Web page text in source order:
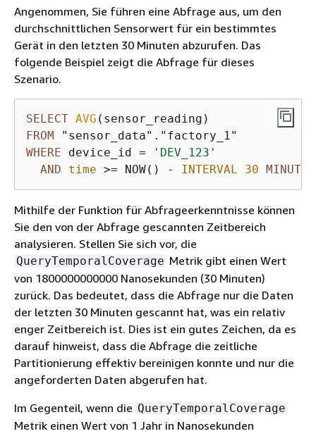
Angenommen, Sie führen eine Abfrage aus, um den
durchschnittlichen Sensorwert für ein bestimmtes
Gerät in den letzten 30 Minuten abzurufen. Das
folgende Beispiel zeigt die Abfrage für dieses
Szenario.
SELECT AVG
FROM
WHERE device_id =
'DEV_123'
AND
time >= NOW() - INTERVAL 30 MINUTE
Mithilfe der Funktion für Abfrageerkenntnisse können
Sie den von der Abfrage gescannten Zeitbereich
analysieren. Stellen Sie sich vor, die
QueryTemporalCoverage Metrik gibt einen Wert
von 1800000000000 Nanosekunden (30 Minuten)
zurück. Das bedeutet, dass die Abfrage nur die Daten
der letzten 30 Minuten gescannt hat, was ein relativ
enger Zeitbereich ist. Dies ist ein gutes Zeichen, da es
darauf hinweist, dass die Abfrage die zeitliche
Partitionierung effektiv bereinigen konnte und nur die
angeforderten Daten abgerufen hat.
Im Gegenteil, wenn die QueryTemporalCoverage
Metrik einen Wert von 1 Jahr in Nanosekunden